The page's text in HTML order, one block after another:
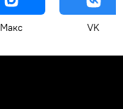
Макс VK